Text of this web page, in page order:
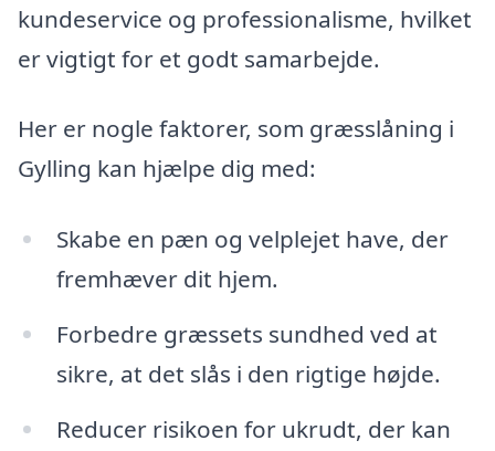
kundeservice og professionalisme, hvilket
er vigtigt for et godt samarbejde.
Her er nogle faktorer, som græsslåning i
Gylling kan hjælpe dig med:
Skabe en pæn og velplejet have, der
fremhæver dit hjem.
Forbedre græssets sundhed ved at
sikre, at det slås i den rigtige højde.
Reducer risikoen for ukrudt, der kan